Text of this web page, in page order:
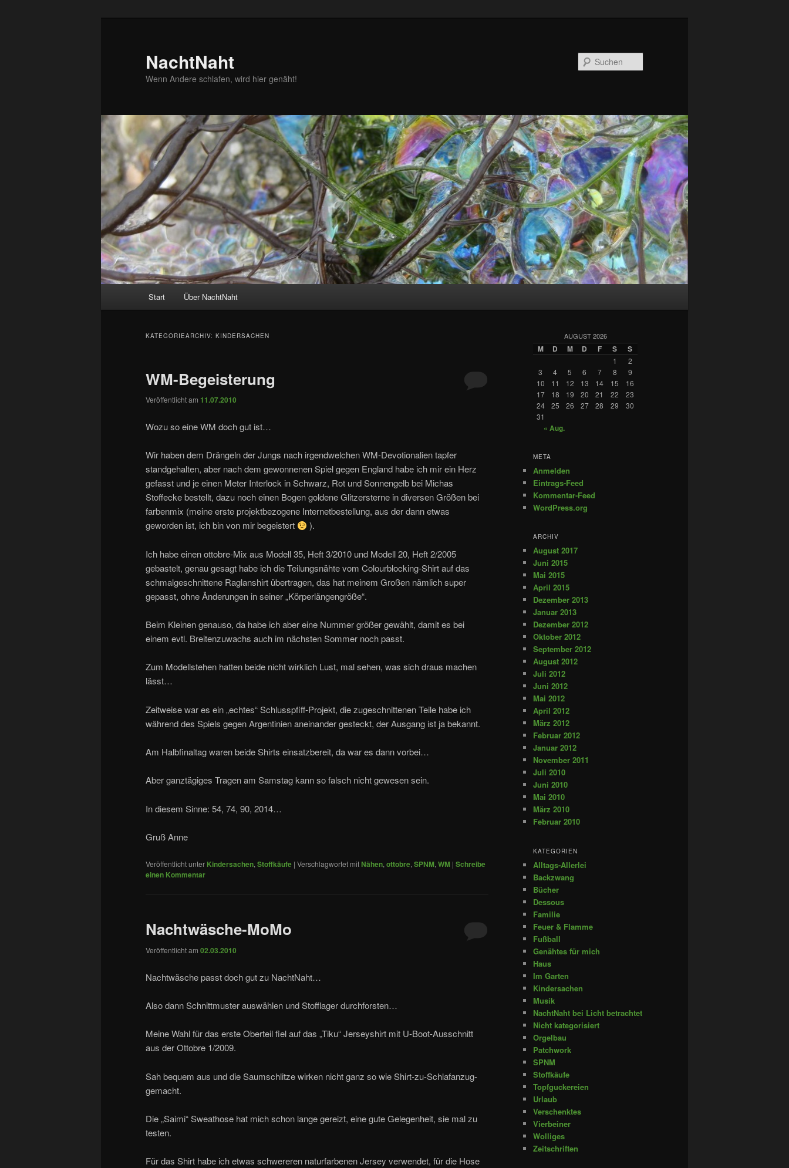
NachtNaht
Wenn Andere schlafen, wird hier genäht!
Start Über NachtNaht
KATEGORIEARCHIV: KINDERSACHEN
WM-Begeisterung
Veröffentlicht am 11.07.2010
Wozu so eine WM doch gut ist…
Wir haben dem Drängeln der Jungs nach irgendwelchen WM-Devotionalien tapfer
standgehalten, aber nach dem gewonnenen Spiel gegen England habe ich mir ein Herz
gefasst und je einen Meter Interlock in Schwarz, Rot und Sonnengelb bei Michas
Stoffecke bestellt, dazu noch einen Bogen goldene Glitzersterne in diversen Größen bei
farbenmix (meine erste projektbezogene Internetbestellung, aus der dann etwas
geworden ist, ich bin von mir begeistert
).
Ich habe einen ottobre-Mix aus Modell 35, Heft 3/2010 und Modell 20, Heft 2/2005
gebastelt, genau gesagt habe ich die Teilungsnähte vom Colourblocking-Shirt auf das
schmalgeschnittene Raglanshirt übertragen, das hat meinem Großen nämlich super
gepasst, ohne Änderungen in seiner „Körperlängengröße“.
Beim Kleinen genauso, da habe ich aber eine Nummer größer gewählt, damit es bei
einem evtl. Breitenzuwachs auch im nächsten Sommer noch passt.
Zum Modellstehen hatten beide nicht wirklich Lust, mal sehen, was sich draus machen
lässt…
Zeitweise war es ein „echtes“ Schlusspfiff-Projekt, die zugeschnittenen Teile habe ich
während des Spiels gegen Argentinien aneinander gesteckt, der Ausgang ist ja bekannt.
Am Halbfinaltag waren beide Shirts einsatzbereit, da war es dann vorbei…
Aber ganztägiges Tragen am Samstag kann so falsch nicht gewesen sein.
In diesem Sinne: 54, 74, 90, 2014…
Gruß Anne
Veröffentlicht unter Kindersachen, Stoffkäufe | Verschlagwortet mitNähen, ottobre, SPNM, WM | Schreibe
einen Kommentar
Nachtwäsche-MoMo
Veröffentlicht am 02.03.2010
Nachtwäsche passt doch gut zu NachtNaht…
Also dann Schnittmuster auswählen und Stofflager durchforsten…
Meine Wahl für das erste Oberteil fiel auf das „Tiku“ Jerseyshirt mit U-Boot-Ausschnitt
aus der Ottobre 1/2009.
Sah bequem aus und die Saumschlitze wirken nicht ganz so wie Shirt-zu-Schlafanzug-
gemacht.
Die „Saimi“ Sweathose hat mich schon lange gereizt, eine gute Gelegenheit, sie mal zu
testen.
Für das Shirt habe ich etwas schwereren naturfarbenen Jersey verwendet, für die Hose
AUGUST 2026
M D M D F S S
1
2
3
4 5 6 7 8
9
10
11 12 13 14 15
16
17
18 19 20 21 22
23
24
25 26 27 28 29
30
31
« Aug.
META
Anmelden
Eintrags-Feed
Kommentar-Feed
WordPress.org
ARCHIV
August 2017
Juni 2015
Mai 2015
April 2015
Dezember 2013
Januar 2013
Dezember 2012
Oktober 2012
September 2012
August 2012
Juli 2012
Juni 2012
Mai 2012
April 2012
März 2012
Februar 2012
Januar 2012
November 2011
Juli 2010
Juni 2010
Mai 2010
März 2010
Februar 2010
KATEGORIEN
Alltags-Allerlei
Backzwang
Bücher
Dessous
Familie
Feuer & Flamme
Fußball
Genähtes für mich
Haus
Im Garten
Kindersachen
Musik
NachtNaht bei Licht betrachtet
Nicht kategorisiert
Orgelbau
Patchwork
SPNM
Stoffkäufe
Topfguckereien
Urlaub
Verschenktes
Vierbeiner
Wolliges
Zeitschriften